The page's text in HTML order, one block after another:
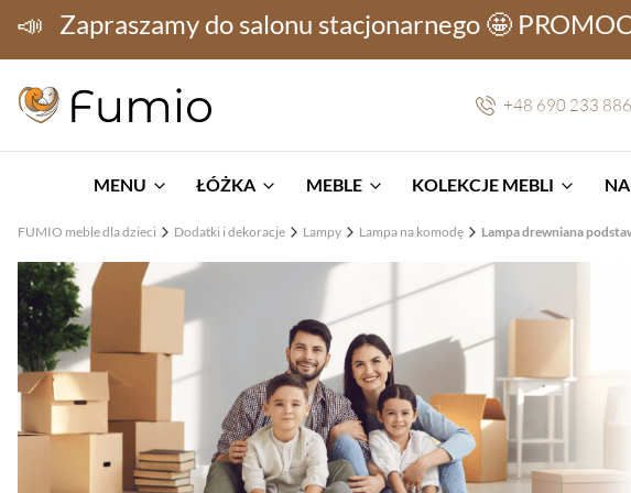
📣 Zapraszamy do salonu stacjonarnego 🤩
+48 690 233 886
MENU ŁÓŻKA MEBLE KOLEKCJE MEBLI
FUMIO meble dla dzieci Dodatki i dekoracje Lampy Lampa na komodę Lampa drewniana